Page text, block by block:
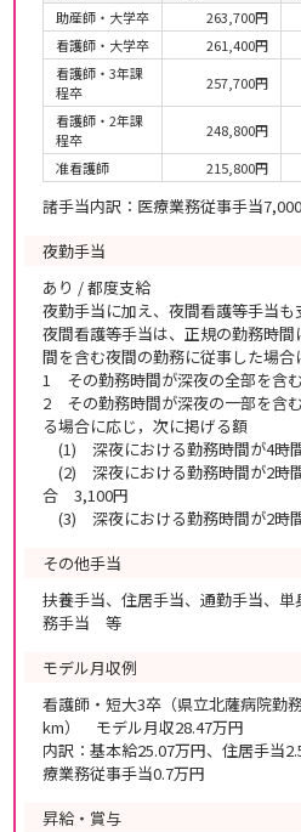
助産師・大学卒
263,700円
看護師・大学卒
261,400円
看護師・3年課
程卒
257,700円
看護師・2年課
程卒
248,800円
准看護師
215,800円
諸手当内訳：医療業務従事手当
夜勤手当
あり / 都度支給
夜勤手当に加え、夜間看護等手当も
夜間看護等手当は、正規の勤務時
間を含む夜間の勤務に従事した場合
1 その勤務時間が深夜の全部を含
2 その勤務時間が深夜の一部を含
る場合に応じ，次に掲げる額
(1) 深夜における勤務時間が4時
(2) 深夜における勤務時間が2時
合 3,100円
(3) 深夜における勤務時間が2時
その他手当
扶養手当、住居手当、通勤手当、
務手当 等
モデル月収例
看護師・短大3卒（県立北薩病院勤
km） モデル月収28.47万円
内訳：基本給25.07万円、住居手当
療業務従事手当0.7万円
昇給・賞与